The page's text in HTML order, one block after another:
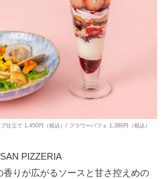
仕立て 1,450円（税込）/ フラワーパフェ 1,380円（税込）
PIZZERIA
香りが広がるソースと甘さ控えめの